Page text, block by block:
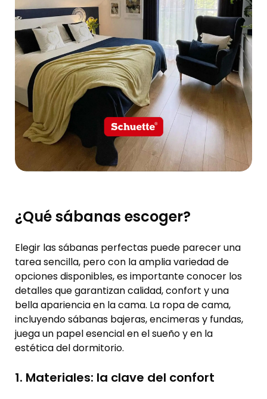
¿Qué sábanas escoger?
Elegir las sábanas perfectas puede parecer una
tarea sencilla, pero con la amplia variedad de
opciones disponibles, es importante conocer los
detalles que garantizan calidad, confort y una
bella apariencia en la cama. La ropa de cama,
incluyendo sábanas bajeras, encimeras y fundas,
juega un papel esencial en el sueño y en la
estética del dormitorio.
1. Materiales: la clave del confort